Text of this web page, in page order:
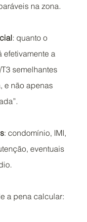
na zona.
: quanto o
efetivamente a
semelhantes
e não apenas
: condomínio, IMI,
eventuais
a pena calcular: